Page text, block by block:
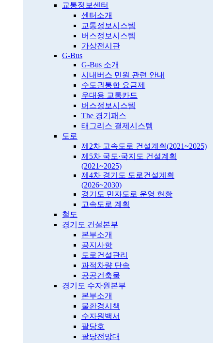
교통정보센터
센터소개
교통정보시스템
버스정보시스템
가상전시관
G-Bus
G-Bus 소개
시내버스 민원 관련 안내
수도권통합 요금제
우대용 교통카드
버스정보시스템
The 경기패스
태그리스 결제시스템
도로
제2차 고속도로 건설계획(2021~2025)
제5차 국도·국지도 건설계획
(2021~2025)
제4차 경기도 도로건설계획
(2026~2030)
경기도 민자도로 운영 현황
고속도로 계획
철도
경기도 건설본부
본부소개
공지사항
도로건설관리
과적차량 단속
공공건축물
경기도 수자원본부
본부소개
물환경시책
수자원백서
팔당호
팔당전망대